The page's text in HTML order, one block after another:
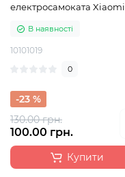
електросамоката Xiaomi
В наявності
10101019
0
130.00 грн.
-23 %
100.00 грн.
Купити